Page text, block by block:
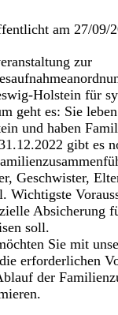
am 27/09/
zur
Holstein für
geht es: Sie
und haben
gibt es
Geschwister,
Wichtigste
Absicherung
soll.
Sie mit
erforderlichen
der